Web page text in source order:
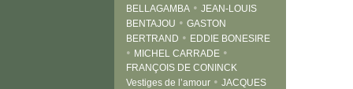
BELLAGAMBA • JEAN-LOUIS
BENTAJOU • GASTON
BERTRAND • EDDIE BONESIRE
• MICHEL CARRADE •
FRANÇOIS DE CONINCK
Vestiges de l’amour • JACQUES